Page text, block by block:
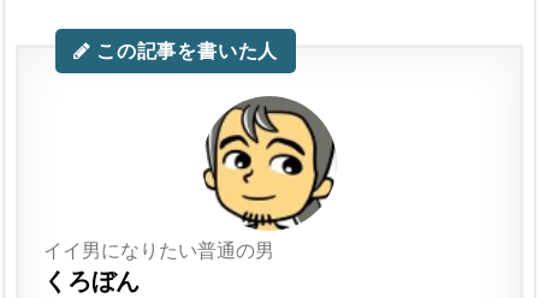
この記事を書いた人
イイ男になりたい普通の男
くろぼん